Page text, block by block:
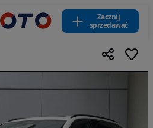
Zacznij
sprzedawać